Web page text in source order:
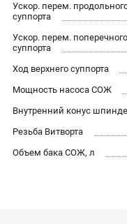
Ускор. перем.
суппорта
Ускор. перем. поперечного
суппорта
Ход верхнего суппорта
Мощность насоса СОЖ
Внутренний конус
Резьба Витворта
Объем бака СОЖ, л